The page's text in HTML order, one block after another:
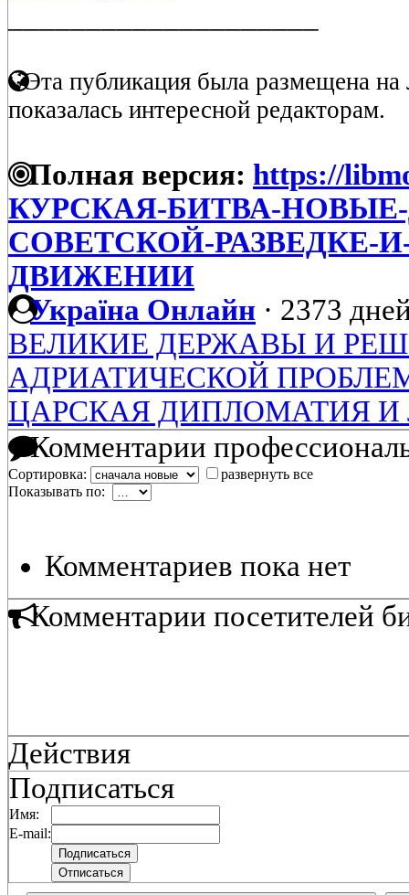
Эта публикация была размещена на
показалась интересной редакторам.
Полная версия: https://
КУРСКАЯ-БИТВА-
СОВЕТСКОЙ-РАЗВЕДКЕ-
ДВИЖЕНИИ
Україна Онлайн · 2373
ВЕЛИКИЕ ДЕРЖАВЫ И
АДРИАТИЧЕСКОЙ
ЦАРСКАЯ ДИПЛОМАТИЯ
Комментарии
Сортировка:
развернуть все
Показывать по:
Комментариев пока нет
Комментарии посетителей
Действия
Подписаться
Имя:
E-mail: